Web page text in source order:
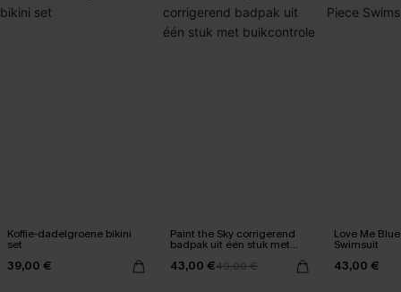
Koffie-dadelgroene bikini
set
39,00 €
Paint the Sky corrigerend
badpak uit één stuk met
buikcontrole
43,00 €49,00 €
Love Me
Swimsuit
43,00 €